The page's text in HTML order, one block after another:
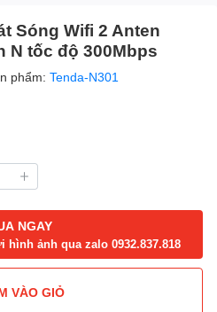
Sóng Wifi 2 Anten
N tốc độ 300Mbps
phẩm: Tenda-N301
NGAY
ảnh qua zalo 0932.837.818
VÀO GIỎ